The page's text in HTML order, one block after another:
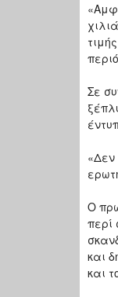
Σε
Ο
περί
και
και